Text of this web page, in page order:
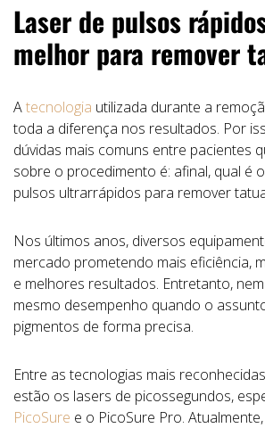
Laser de pulsos
melhor para remover
Atecnologia utilizada durante a
toda a diferença nos resultados. Por
dúvidas mais comuns entre pacientes
sobre o procedimento é: afinal, qual é
pulsos ultrarrápidos para remover
Nos últimos anos, diversos
mercado prometendo mais eficiência,
e melhores resultados. Entretanto,
mesmo desempenho quando o
pigmentos de forma precisa.
Entre as tecnologias mais
estão os lasers de picossegundos,
PicoSure e o PicoSure Pro.